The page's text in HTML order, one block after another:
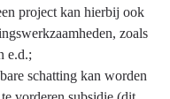
project kan hierbij ook
zoals
e.d.;
schatting kan worden